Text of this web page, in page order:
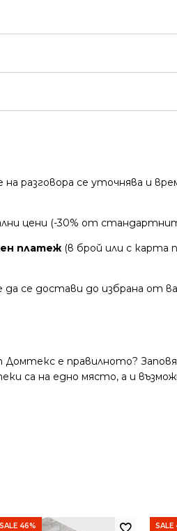
на разговора се уточнява и
цени (-30% от
платеж (в брой или с карта
се достави до избрана от
е правилното?
са на едно място, а и
SALE 46% SALE